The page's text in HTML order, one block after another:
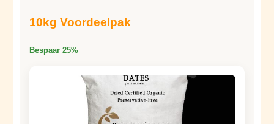
10kg Voordeelpak
Bespaar 25%